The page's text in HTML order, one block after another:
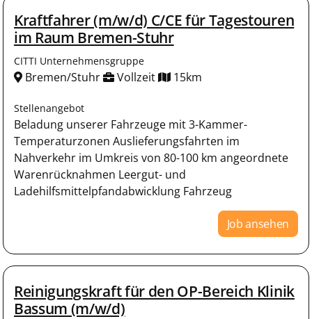
Kraftfahrer (m/w/d) C/CE für Tagestouren
im Raum Bremen-Stuhr
CITTI Unternehmensgruppe
Bremen/Stuhr Vollzeit 15km
Stellenangebot
Beladung unserer Fahrzeuge mit 3-Kammer-
Temperaturzonen Auslieferungsfahrten im
Nahverkehr im Umkreis von 80-100 km angeordnete
Warenrücknahmen Leergut- und
Ladehilfsmittelpfandabwicklung Fahrzeug
Job ansehen
Reinigungskraft für den OP-Bereich Klinik
Bassum (m/w/d)